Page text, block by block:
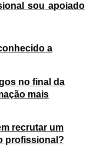
sou apoiado
a
no final da
mais
recrutar um
profissional?